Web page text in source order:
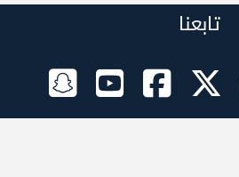
تابعنا